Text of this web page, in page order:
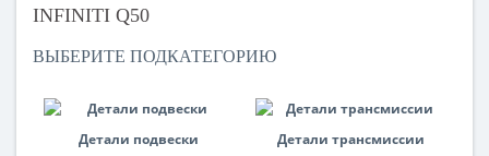
INFINITI Q50
ВЫБЕРИТЕ ПОДКАТЕГОРИЮ
Детали подвески Детали трансмиссии